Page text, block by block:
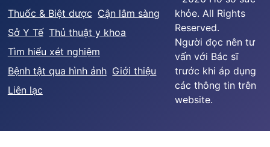
Thuốc & Biệt dược Cận lâm sàng
Sở Y Tế Thủ thuật y khoa
Tìm hiểu xét nghiệm
Bệnh tật qua hình ảnh Giới thiệu
Liên lạc
khỏe. All Rights
Reserved.
Người đọc nên tư
vấn với Bác sĩ
trước khi áp dụng
các thông tin trên
website.